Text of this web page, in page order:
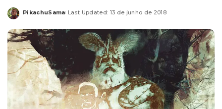
Posted
PikachuSama Last Updated: 13 de junho de 2018